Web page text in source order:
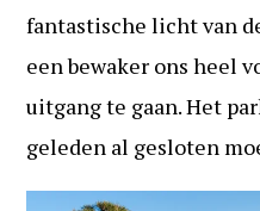
fantastische licht van
een bewaker ons heel
uitgang te gaan. Het
geleden al gesloten